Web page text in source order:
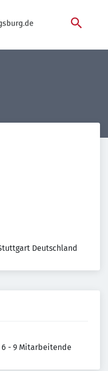
Deutschland
6 - 9 Mitarbeitende